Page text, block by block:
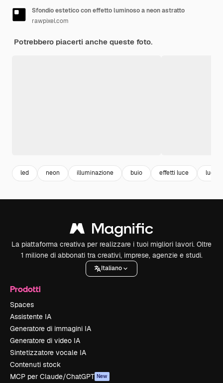
Sfondio estetico con effetto luminoso a neon astratto
rawpixel.com
Potrebbero piacerti anche queste foto.
led neon illuminazione buio effetti luce luce
La piattaforma creativa per realizzare i tuoi migliori lavori. Oltre
1 milione di abbonati tra creativi, imprese, agenzie e studi.
Italiano
Prodotti
Spaces
Assistente IA
Generatore di immagini IA
Generatore di video IA
Sintetizzatore vocale IA
Contenuti stock
MCP per Claude/ChatGPT New